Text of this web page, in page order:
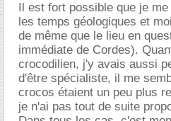
Il est fort possible que je
les temps géologiques et
de même que le lieu en
immédiate de Cordes).
crocodilien, j'y avais aussi
d'être spécialiste, il me
crocos étaient un peu plus
je n'ai pas tout de suite